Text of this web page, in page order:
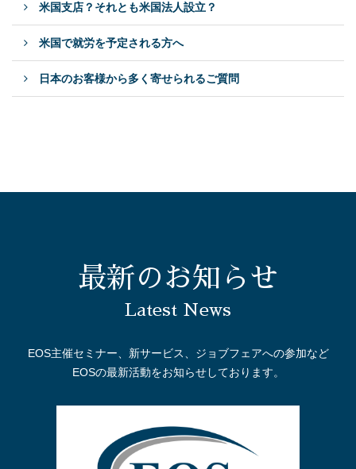
米国支店？それとも米国法人設立？
米国で就労を予定される方へ
日本のお客様から多く寄せられるご質問
最新のお知らせ
Latest News
EOS主催セミナー、新サービス、ジョブフェアへの参加など
EOSの最新活動をお知らせしております。